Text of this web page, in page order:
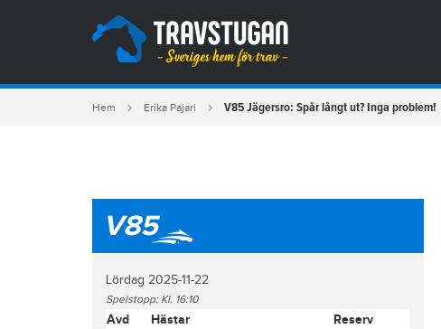
Hem Erika Pajari V85 Jägersro: Spår långt ut? Inga problem!
V85
Lördag 2025-11-22
Spelstopp: Kl. 16:10
Avd Hästar Reserv